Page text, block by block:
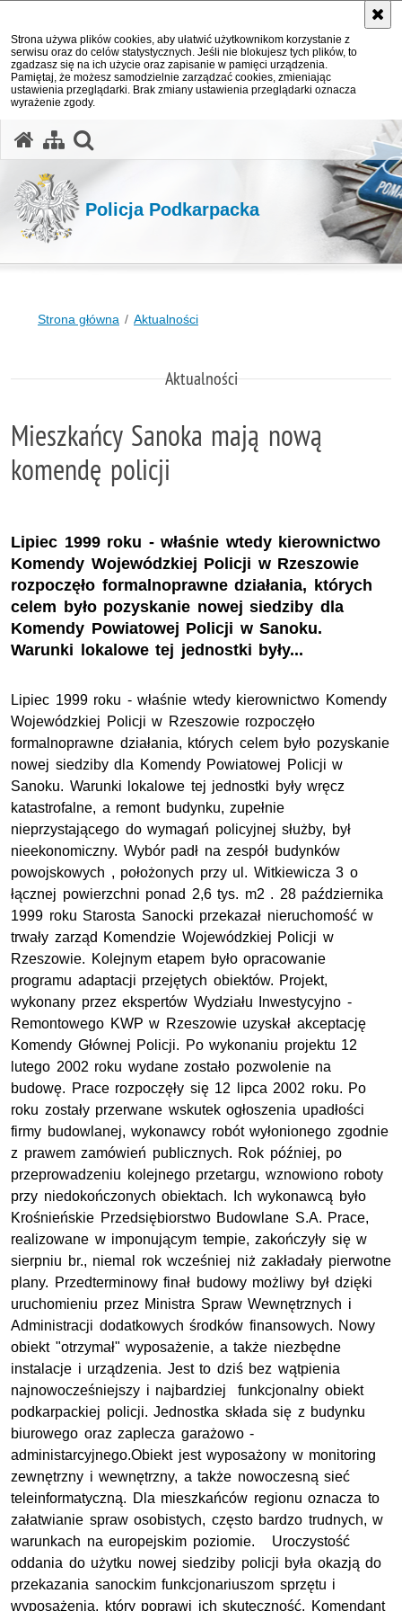
Strona używa plików cookies, aby ułatwić użytkownikom korzystanie z
serwisu oraz do celów statystycznych. Jeśli nie blokujesz tych plików, to
zgadzasz się na ich użycie oraz zapisanie w pamięci urządzenia.
Pamiętaj, że możesz samodzielnie zarządzać cookies, zmieniając
ustawienia przeglądarki. Brak zmiany ustawienia przeglądarki oznacza
wyrażenie zgody.
Policja Podkarpacka
Strona główna Aktualności
Aktualności
Mieszkańcy Sanoka mają nową
komendę policji
Lipiec 1999 roku - właśnie wtedy kierownictwo
Komendy Wojewódzkiej Policji w Rzeszowie
rozpoczęło formalnoprawne działania, których
celem było pozyskanie nowej siedziby dla
Komendy Powiatowej Policji w Sanoku.
Warunki lokalowe tej jednostki były...
Lipiec 1999 roku - właśnie wtedy kierownictwo Komendy
Wojewódzkiej Policji w Rzeszowie rozpoczęło
formalnoprawne działania, których celem było pozyskanie
nowej siedziby dla Komendy Powiatowej Policji w
Sanoku. Warunki lokalowe tej jednostki były wręcz
katastrofalne, a remont budynku, zupełnie
nieprzystającego do wymagań policyjnej służby, był
nieekonomiczny. Wybór padł na zespół budynków
powojskowych , położonych przy ul. Witkiewicza 3 o
łącznej powierzchni ponad 2,6 tys. m2 . 28 października
1999 roku Starosta Sanocki przekazał nieruchomość w
trwały zarząd Komendzie Wojewódzkiej Policji w
Rzeszowie. Kolejnym etapem było opracowanie
programu adaptacji przejętych obiektów. Projekt,
wykonany przez ekspertów Wydziału Inwestycyjno -
Remontowego KWP w Rzeszowie uzyskał akceptację
Komendy Głównej Policji. Po wykonaniu projektu 12
lutego 2002 roku wydane zostało pozwolenie na
budowę. Prace rozpoczęły się 12 lipca 2002 roku. Po
roku zostały przerwane wskutek ogłoszenia upadłości
firmy budowlanej, wykonawcy robót wyłonionego zgodnie
z prawem zamówień publicznych. Rok później, po
przeprowadzeniu kolejnego przetargu, wznowiono roboty
przy niedokończonych obiektach. Ich wykonawcą było
Krośnieńskie Przedsiębiorstwo Budowlane S.A. Prace,
realizowane w imponującym tempie, zakończyły się w
sierpniu br., niemal rok wcześniej niż zakładały pierwotne
plany. Przedterminowy finał budowy możliwy był dzięki
uruchomieniu przez Ministra Spraw Wewnętrznych i
Administracji dodatkowych środków finansowych. Nowy
obiekt "otrzymał" wyposażenie, a także niezbędne
instalacje i urządzenia. Jest to dziś bez wątpienia
najnowocześniejszy i najbardziej funkcjonalny obiekt
podkarpackiej policji. Jednostka składa się z budynku
biurowego oraz zaplecza garażowo -
administarcyjnego.Obiekt jest wyposażony w monitoring
zewnętrzny i wewnętrzny, a także nowoczesną sieć
teleinformatyczną. Dla mieszkańców regionu oznacza to
załatwianie spraw osobistych, często bardzo trudnych, w
warunkach na europejskim poziomie. Uroczystość
oddania do użytku nowej siedziby policji była okazją do
przekazania sanockim funkcjonariuszom sprzętu i
wyposażenia, który poprawi ich skuteczność. Komendant